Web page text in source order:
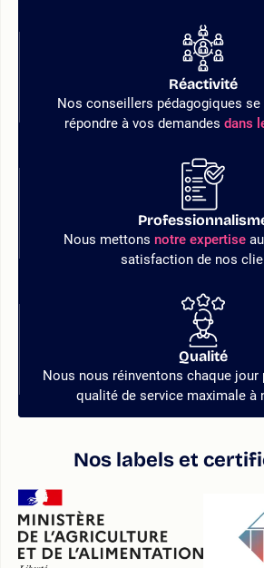
Réactivité
Nos conseillers pédagogiques se
répondre à vos demandes dans
Nous mettons notre expertiseau
satisfaction de nos
Qualité
Nous nous réinventons chaque jour
qualité de service maximale à
Nos labels et